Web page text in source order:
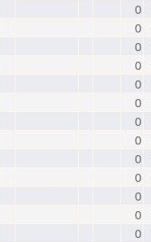
0
0
0
0
0
0
0
0
0
0
0
0
0